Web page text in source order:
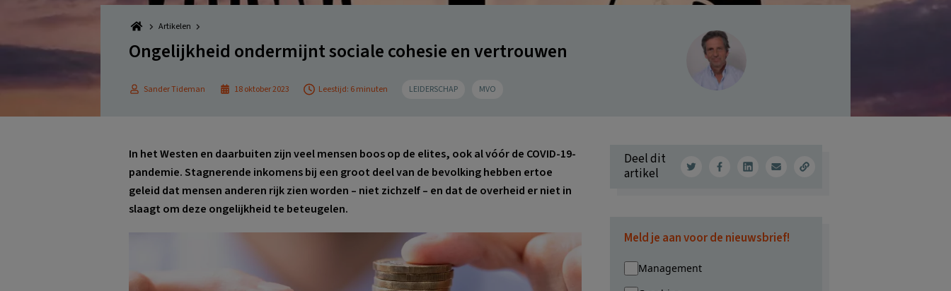
Artikelen
Ongelijkheid ondermijnt sociale cohesie en vertrouwen
Sander Tideman 18 oktober 2023 Leestijd: 6 minuten LEIDERSCHAP MVO
In het Westen en daarbuiten zijn veel mensen boos op de elites, ook al vóór de COVID-19-
pandemie. Stagnerende inkomens bij een groot deel van de bevolking hebben ertoe
geleid dat mensen anderen rijk zien worden – niet zichzelf – en dat de overheid er niet in
slaagt om deze ongelijkheid te beteugelen.
Deel dit
artikel
Meld je aan voor de nieuwsbrief!
Management